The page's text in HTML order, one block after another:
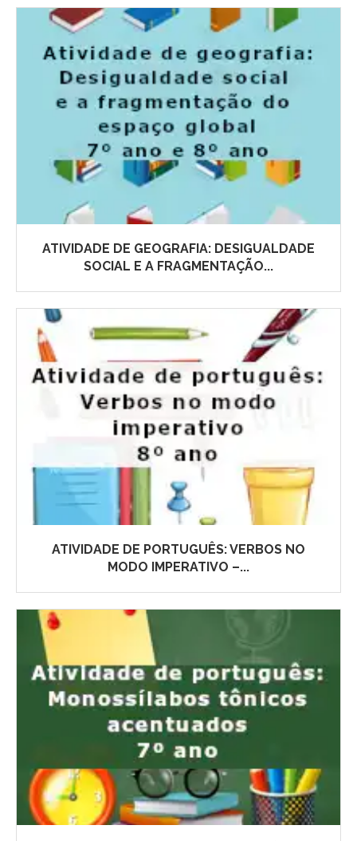
ATIVIDADE DE GEOGRAFIA: DESIGUALDADE
SOCIAL E A FRAGMENTAÇÃO...
ATIVIDADE DE PORTUGUÊS: VERBOS NO
MODO IMPERATIVO –...